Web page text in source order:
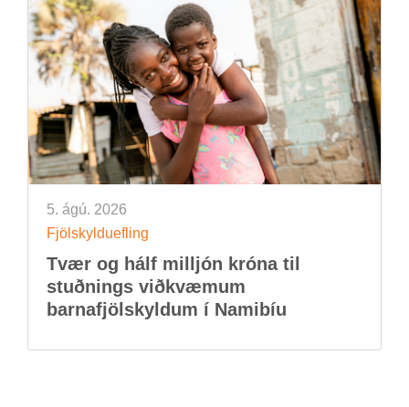
5. ágú. 2026
Fjöl­skyldu­efl­ing
Tvær og hálf millj­ón króna til
stuðn­ings við­kvæm­um
barna­fjöl­skyld­um í Namib­íu